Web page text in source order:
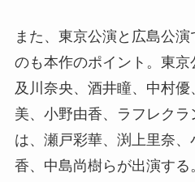
また、東京公演と広島公
のも本作のポイント。東京
及川奈央、酒井瞳、中村
美、小野由香、ラフレク
は、瀬戸彩華、渕上里奈
香、中島尚樹らが出演す